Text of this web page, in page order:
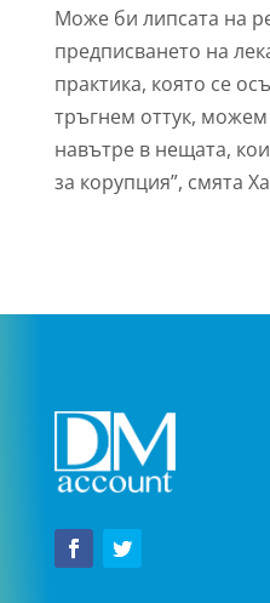
Може би липсата на
предписването на
практика, която се
тръгнем оттук,
навътре в нещата,
за корупция”, смята